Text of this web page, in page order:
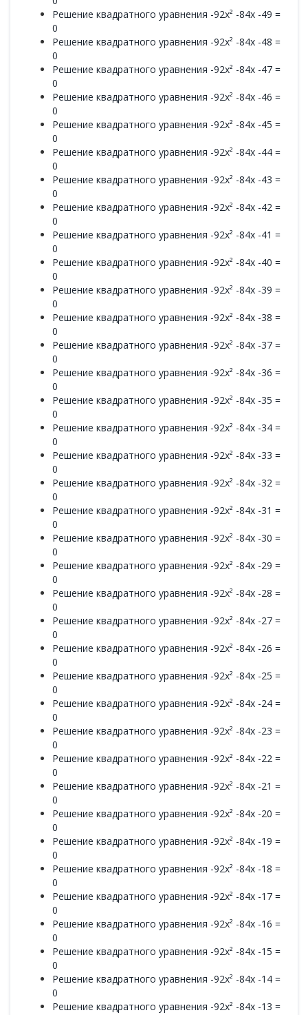
Решение квадратного уравнения -92x² -84x -49 =
0
Решение квадратного уравнения -92x² -84x -48 =
0
Решение квадратного уравнения -92x² -84x -47 =
0
Решение квадратного уравнения -92x² -84x -46 =
0
Решение квадратного уравнения -92x² -84x -45 =
0
Решение квадратного уравнения -92x² -84x -44 =
0
Решение квадратного уравнения -92x² -84x -43 =
0
Решение квадратного уравнения -92x² -84x -42 =
0
Решение квадратного уравнения -92x² -84x -41 =
0
Решение квадратного уравнения -92x² -84x -40 =
0
Решение квадратного уравнения -92x² -84x -39 =
0
Решение квадратного уравнения -92x² -84x -38 =
0
Решение квадратного уравнения -92x² -84x -37 =
0
Решение квадратного уравнения -92x² -84x -36 =
0
Решение квадратного уравнения -92x² -84x -35 =
0
Решение квадратного уравнения -92x² -84x -34 =
0
Решение квадратного уравнения -92x² -84x -33 =
0
Решение квадратного уравнения -92x² -84x -32 =
0
Решение квадратного уравнения -92x² -84x -31 =
0
Решение квадратного уравнения -92x² -84x -30 =
0
Решение квадратного уравнения -92x² -84x -29 =
0
Решение квадратного уравнения -92x² -84x -28 =
0
Решение квадратного уравнения -92x² -84x -27 =
0
Решение квадратного уравнения -92x² -84x -26 =
0
Решение квадратного уравнения -92x² -84x -25 =
0
Решение квадратного уравнения -92x² -84x -24 =
0
Решение квадратного уравнения -92x² -84x -23 =
0
Решение квадратного уравнения -92x² -84x -22 =
0
Решение квадратного уравнения -92x² -84x -21 =
0
Решение квадратного уравнения -92x² -84x -20 =
0
Решение квадратного уравнения -92x² -84x -19 =
0
Решение квадратного уравнения -92x² -84x -18 =
0
Решение квадратного уравнения -92x² -84x -17 =
0
Решение квадратного уравнения -92x² -84x -16 =
0
Решение квадратного уравнения -92x² -84x -15 =
0
Решение квадратного уравнения -92x² -84x -14 =
0
Решение квадратного уравнения -92x² -84x -13 =